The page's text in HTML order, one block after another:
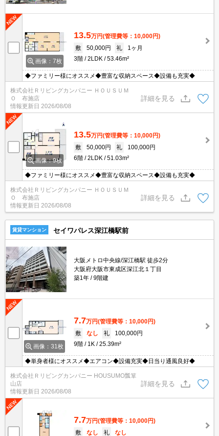
画像：7枚
13.5万円(管理費等：10,000円)
敷
50,000円 礼
1ヶ月
3階
2LDK 53.46m²
◆ファミリー様にオススメ◆豊富な収納スペース◆設備も充実◆
株式会社Ｒリビングカンパニー ＨＯＵＳＵＭ
Ｏ 布施店
情報更新日 2026/08/08
詳細を見る
画像：9枚
13.5万円(管理費等：10,000円)
敷
50,000円 礼
100,000円
6階
2LDK 51.03m²
◆ファミリー様にオススメ◆豊富な収納スペース◆設備も充実◆
株式会社Ｒリビングカンパニー ＨＯＵＳＵＭ
Ｏ 布施店
情報更新日 2026/08/08
詳細を見る
賃貸マンション セイワパレス深江橋駅前
大阪メトロ中央線/深江橋駅 徒歩2分
大阪府大阪市東成区深江北１丁目
築1年
9階建
画像：31枚
7.7万円(管理費等：10,000円)
敷
なし 礼
100,000円
9階
1K 25.39m²
◆単身者様にオススメ◆エアコン◆設備充実◆日当り通風良好◆
株式会社Ｒリビングカンパニー HOUSUMO瓢箪
山店
情報更新日 2026/08/08
詳細を見る
7.7万円(管理費等：10,000円)
敷
なし 礼
なし